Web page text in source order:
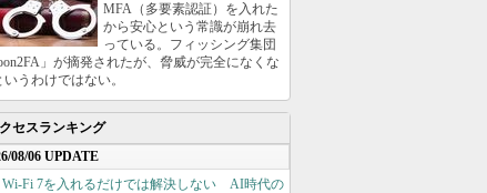
MFA（多要素認証）を入れた
から安心という常識が崩れ去
っている。フィッシング集団
」が摘発されたが、脅威が完全になくな
いうわけではない。
セスランキング
08/06 UPDATE
Wi-Fi 7を入れるだけでは解決しない AI時代の